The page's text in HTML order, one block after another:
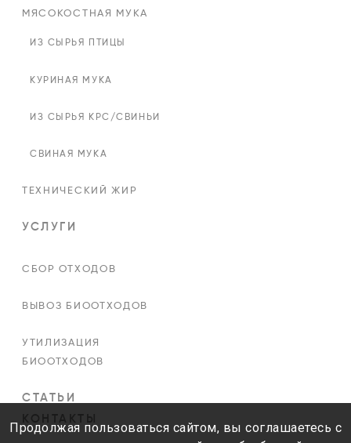
МЯСОКОСТНАЯ МУКА
ИЗ СЫРЬЯ ПТИЦЫ
КУРИНАЯ МУКА
ИЗ СЫРЬЯ КРС/СВИНЬИ
СВИНАЯ МУКА
ТЕХНИЧЕСКИЙ ЖИР
УСЛУГИ
СБОР ОТХОДОВ
ВЫВОЗ БИООТХОДОВ
УТИЛИЗАЦИЯ
БИООТХОДОВ
СТАТЬИ
Продолжая пользоваться сайтом, вы соглашаетесь с